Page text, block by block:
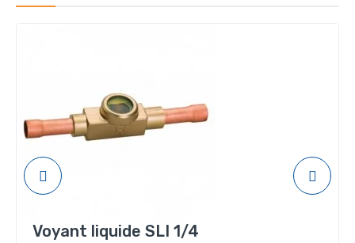
Voyant liquide SLI 1/4